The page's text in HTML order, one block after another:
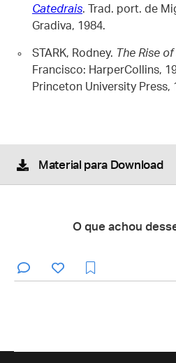
Catedrais. Trad. port. de
Gradiva, 1984.
STARK, Rodney. The Rise
Francisco: HarperCollins,
Princeton University Press,
Material para Download
O que achou